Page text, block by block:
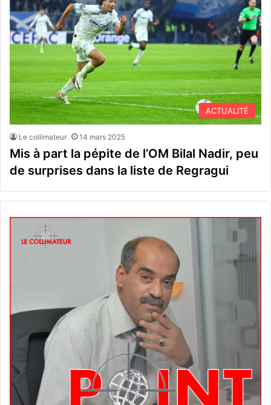
ACTUALITÉ
Le collimateur 14 mars 2025
Mis à part la pépite de l’OM Bilal Nadir, peu
de surprises dans la liste de Regragui